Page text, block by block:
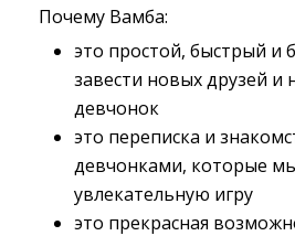
Почему Вамба:
это простой, быстрый и
завести новых друзей и
девчонок
это переписка и
девчонками, которые
увлекательную игру
это прекрасная